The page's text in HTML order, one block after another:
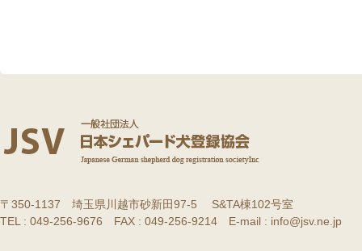
〒350-1137 埼玉県川越市砂新田97-5 S&TA棟102号室
TEL : 049-256-9676 FAX : 049-256-9214 E-mail : info@jsv.ne.jp